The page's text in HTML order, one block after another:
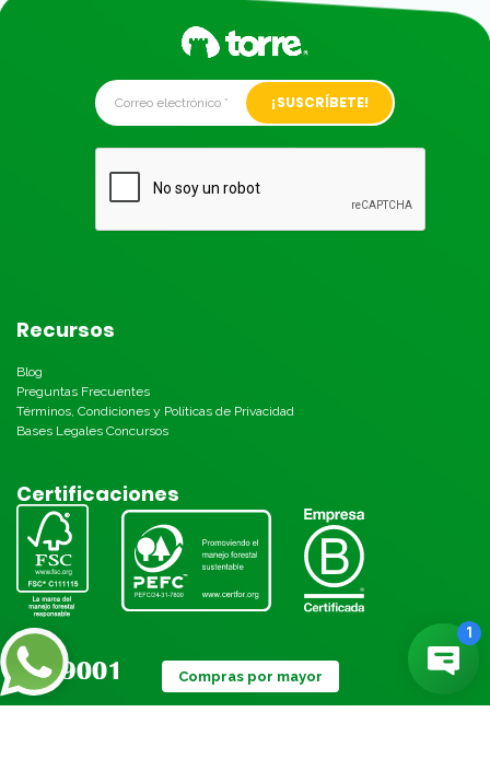
Alternative:
Recursos
Blog
Preguntas Frecuentes
Términos, Condiciones y Políticas de Privacidad
Bases Legales Concursos
Certificaciones
Compras por mayor